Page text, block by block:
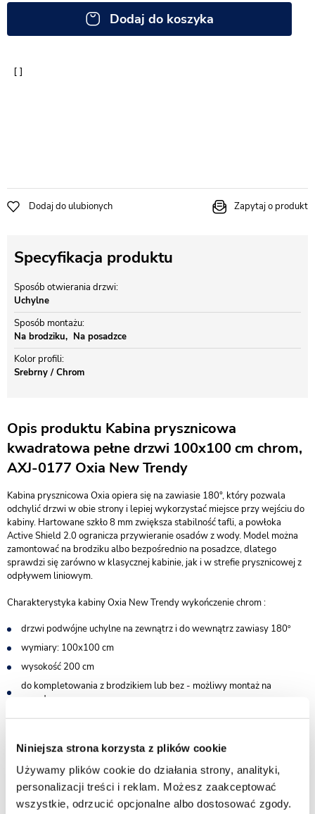
Niniejsza strona korzysta z plików cookie
Używamy plików cookie do działania strony, analityki,
personalizacji treści i reklam. Możesz zaakceptować
wszystkie, odrzucić opcjonalne albo dostosować zgody.
Dodaj do koszyka
Dodaj do ulubionych Zapytaj o produkt
Specyfikacja produktu
Sposób otwierania drzwi
Uchylne
Sposób montażu
Na brodziku
Na posadzce
Kolor profili
Srebrny / Chrom
Opis produktu Kabina prysznicowa
kwadratowa pełne drzwi 100x100 cm chrom,
AXJ-0177 Oxia New Trendy
Kabina prysznicowa Oxia opiera się na zawiasie 180°, który pozwala
odchylić drzwi w obie strony i lepiej wykorzystać miejsce przy wejściu do
kabiny. Hartowane szkło 8 mm zwiększa stabilność tafli, a powłoka
Active Shield 2.0 ogranicza przywieranie osadów z wody. Model można
zamontować na brodziku albo bezpośrednio na posadzce, dlatego
sprawdzi się zarówno w klasycznej kabinie, jak i w strefie prysznicowej z
odpływem liniowym.
Charakterystyka kabiny Oxia New Trendy wykończenie chrom :
drzwi podwójne uchylne na zewnątrz i do wewnątrz zawiasy 180º
wymiary: 100x100 cm
wysokość 200 cm
do kompletowania z brodzikiem lub bez - możliwy montaż na
posadzce
bezpieczne szkło hartowane przezroczyste o grubości 8 mm
praktyczny uchwyt drzwi
cienkie, niemal niewidoczne profile w kolorze chrom
wieszak na ręcznik w zestawie